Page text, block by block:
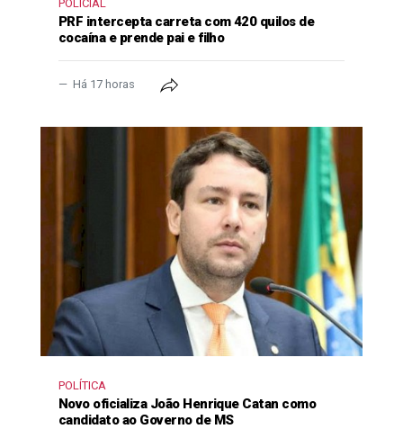
POLICIAL
PRF intercepta carreta com 420 quilos de
cocaína e prende pai e filho
Há 17 horas
POLÍTICA
Novo oficializa João Henrique Catan como
candidato ao Governo de MS